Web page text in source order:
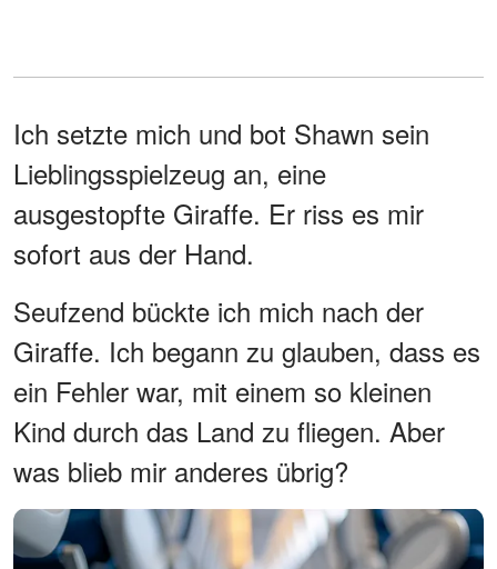
Ich setzte mich und bot Shawn sein
Lieblingsspielzeug an, eine
ausgestopfte Giraffe. Er riss es mir
sofort aus der Hand.
Seufzend bückte ich mich nach der
Giraffe. Ich begann zu glauben, dass es
ein Fehler war, mit einem so kleinen
Kind durch das Land zu fliegen. Aber
was blieb mir anderes übrig?